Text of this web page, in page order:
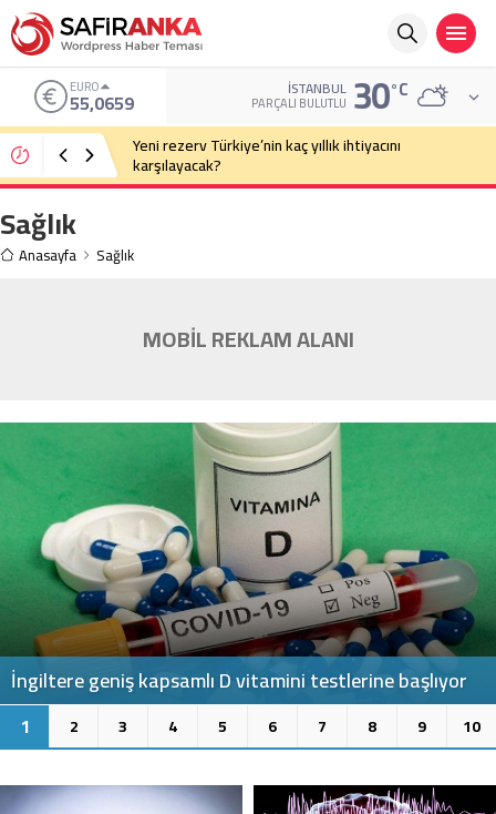
EURO
55,0659 İSTANBUL
PARÇALI BULUTLU 30°C
Yeni rezerv Türkiye’nin kaç yıllık ihtiyacını
karşılayacak?
Sağlık
Anasayfa Sağlık
MOBİL REKLAM ALANI
DSÖ: Gençlerde daha tehlikeli olabilir
1 2 3 4 5 6 7 8 9 10